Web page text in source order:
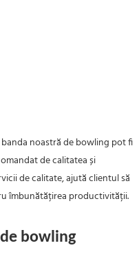
noastră de bowling pot fi
de calitatea și
de calitate, ajută clientul să
îmbunătățirea productivității.
bowling